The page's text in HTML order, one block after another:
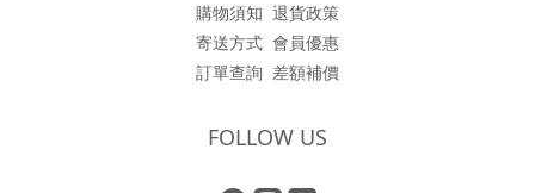
購物須知 退貨政策
寄送方式 會員優惠
訂單查詢 差額補價
FOLLOW US